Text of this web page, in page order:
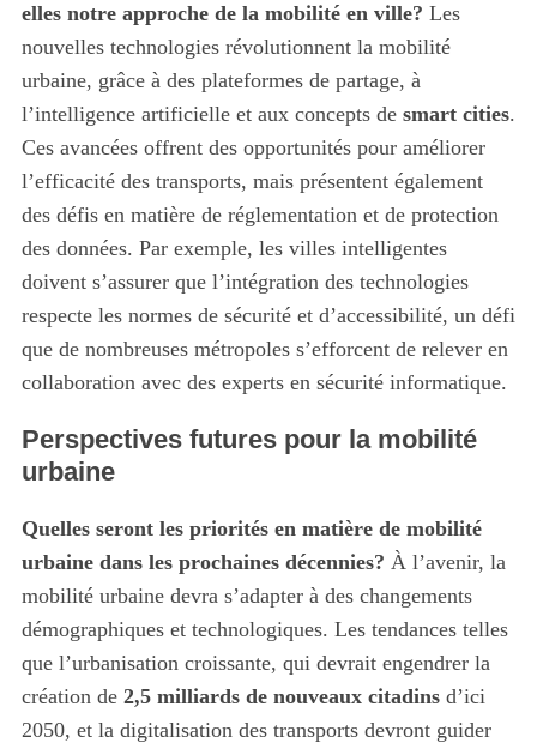
elles notre approche de la mobilité en ville? Les
nouvelles technologies révolutionnent la mobilité
urbaine, grâce à des plateformes de partage, à
l’intelligence artificielle et aux concepts de smart cities.
Ces avancées offrent des opportunités pour améliorer
l’efficacité des transports, mais présentent également
des défis en matière de réglementation et de protection
des données. Par exemple, les villes intelligentes
doivent s’assurer que l’intégration des technologies
respecte les normes de sécurité et d’accessibilité, un défi
que de nombreuses métropoles s’efforcent de relever en
collaboration avec des experts en sécurité informatique.
Perspectives futures pour la mobilité
urbaine
Quelles seront les priorités en matière de mobilité
urbaine dans les prochaines décennies? À l’avenir, la
mobilité urbaine devra s’adapter à des changements
démographiques et technologiques. Les tendances telles
que l’urbanisation croissante, qui devrait engendrer la
création de 2,5 milliards de nouveaux citadinsd’ici
2050, et la digitalisation des transports devront guider
S
e
a
h
f
o